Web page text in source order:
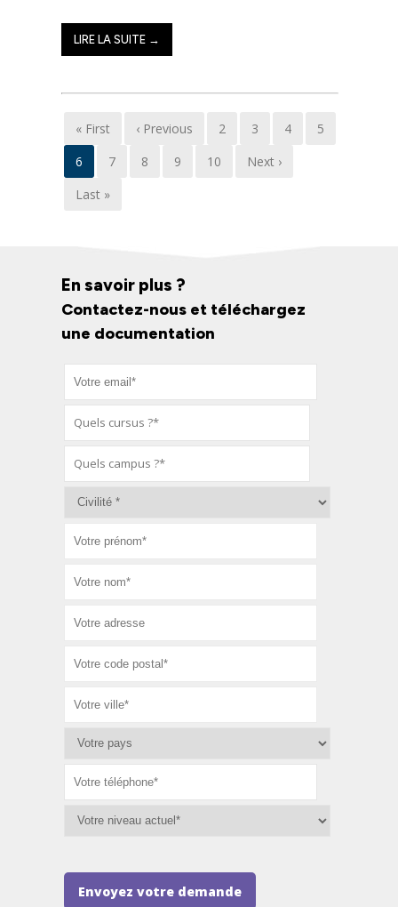
LIRE LA SUITE →
« First ‹ Previous 2 3 4
5
6
7 8 9 10
Next ›
Last »
En savoir plus ?
Contactez-nous et téléchargez
une documentation
Envoyez votre demande